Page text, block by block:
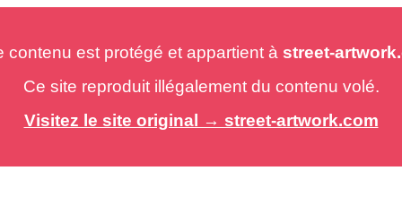
est protégé et appartient à street-
Ce site reproduit illégalement du contenu volé.
Visitez le site original → street-artwork.com